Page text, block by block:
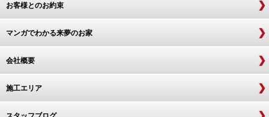
お客様とのお約束
マンガでわかる来夢のお家
会社概要
施工エリア